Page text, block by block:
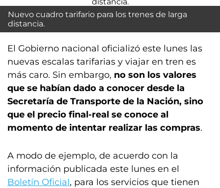
Nuevo cuadro tarifario para los trenes de larga
distancia.
El Gobierno nacional oficializó este lunes las
nuevas escalas tarifarias y viajar en tren es
más caro. Sin embargo, no son los valores
que se habían dado a conocer desde la
Secretaría de Transporte de la Nación, sino
que el precio final-real se conoce al
momento de intentar realizar las compras.
A modo de ejemplo, de acuerdo con la
información publicada este lunes en el
Boletín Oficial, para los servicios que tienen